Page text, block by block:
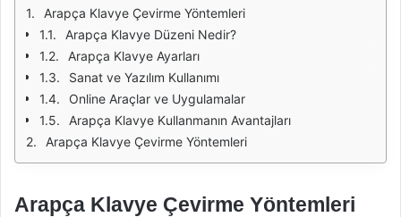
Arapça Klavye Çevirme Yöntemleri
Arapça Klavye Düzeni Nedir?
Arapça Klavye Ayarları
Sanat ve Yazılım Kullanımı
Online Araçlar ve Uygulamalar
Arapça Klavye Kullanmanın Avantajları
Arapça Klavye Çevirme Yöntemleri
Arapça Klavye Çevirme Yöntemleri